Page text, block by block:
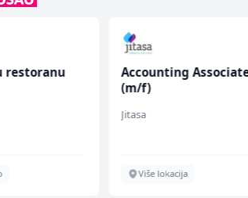
restoranu
Accounting
(m/f)
Jitasa
Više lokacija